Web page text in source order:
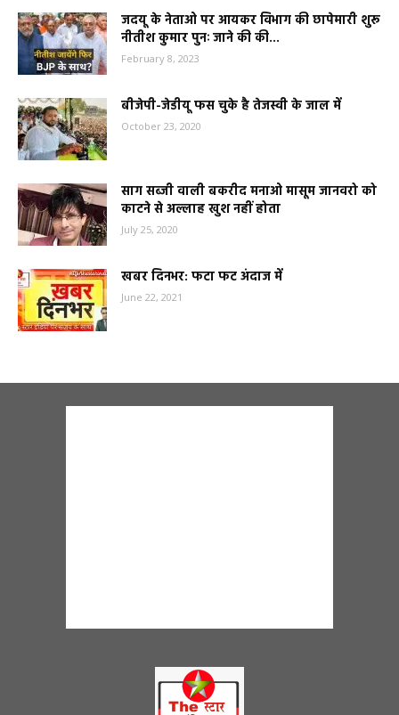
जदयू के नेताओ पर आयकर विभाग की छापेमारी शुरू
नीतीश कुमार पुनः जाने की की...
February 8, 2023
बीजेपी-जेडीयू फस चुके है तेजस्वी के जाल में
October 23, 2020
साग सब्जी वाली बकरीद मनाओ मासूम जानवरो को
काटने से अल्लाह खुश नहीं होता
July 25, 2020
खबर दिनभर: फटा फट अंदाज में
June 22, 2021